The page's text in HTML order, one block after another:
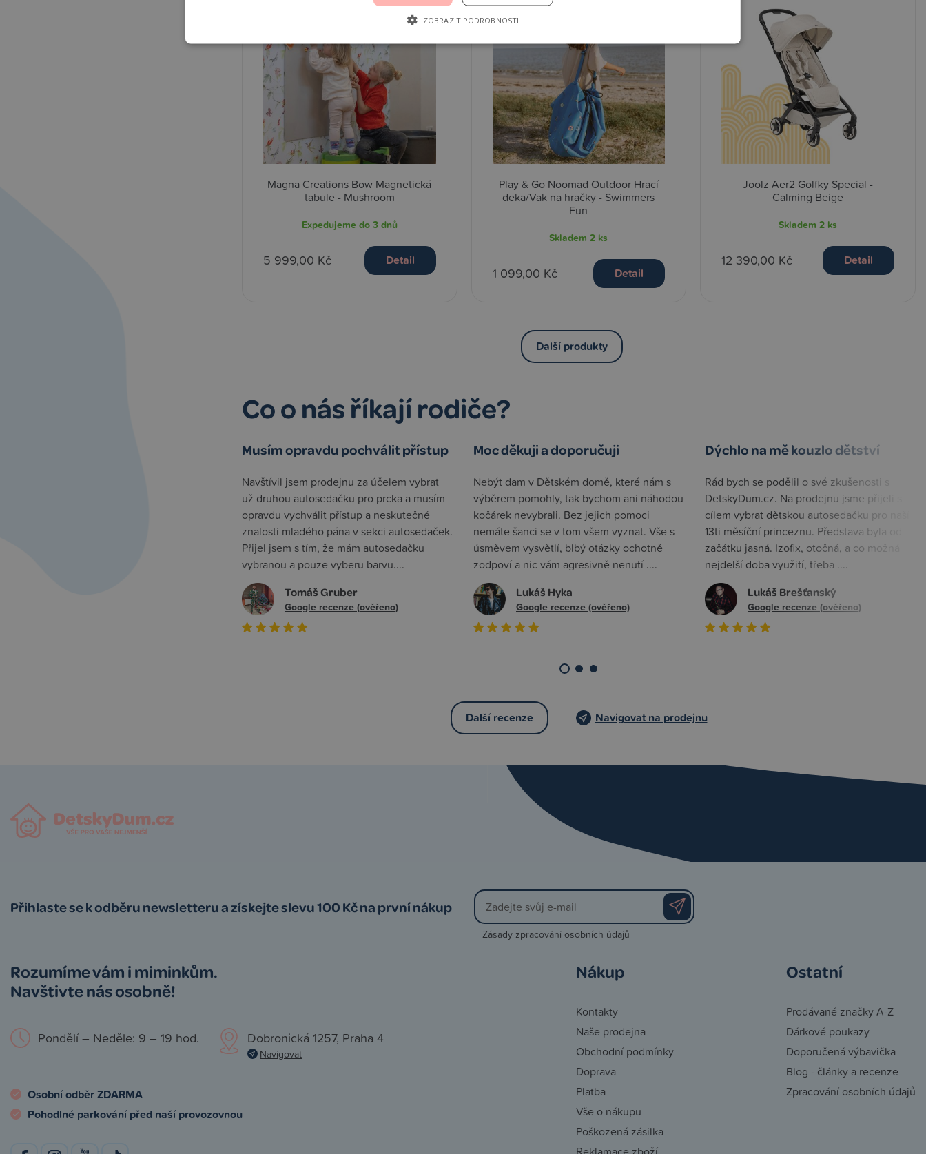
Magna Creations Bow Magnetická
tabule - Mushroom
Expedujeme do 3 dnů
5 999,00 Kč Detail
Play & Go Noomad Outdoor Hrací
deka/Vak na hračky - Swimmers
Fun
Skladem2 ks
1 099,00 Kč Detail
Joolz Aer2 Golfky Special -
Calming Beige
Skladem2 ks
12 390,00 Kč Detail
Další produkty
Co o nás říkají rodiče?
Musím opravdu pochválit přístup
Navštívil jsem prodejnu za účelem vybrat
už druhou autosedačku pro prcka a musím
opravdu vychválit přístup a neskutečné
znalosti mladého pána v sekci autosedaček.
Přijel jsem s tím, že mám autosedačku
vybranou a pouze vyberu barvu....
Tomáš Gruber
Google recenze (ověřeno)
Moc děkuji a doporučuji
Nebýt dam v Dětském domě, které nám s
výběrem pomohly, tak bychom ani náhodou
kočárek nevybrali. Bez jejich pomoci
nemáte šanci se v tom všem vyznat. Vše s
úsměvem vysvětlí, blbý otázky ochotně
zodpoví a nic vám agresivně nenutí ....
Lukáš Hyka
Google recenze (ověřeno)
Dýchlo na mě kouzlo dětství
Rád bych se podělil o své zkušenosti s
DetskyDum.cz. Na prodejnu jsme přijeli s
cílem vybrat dětskou autosedačku pro naší
13ti měsíční princeznu. Představa byla od
začátku jasná. Izofix, otočná, a co možná
nejdelší doba využití, třeba ....
Lukáš Brešťanský
Google recenze (ověřeno)
Další recenze Navigovat na prodejnu
Přihlaste se k odběru newsletteru a získejte slevu 100 Kč na první nákup
Zásady zpracování osobních údajů
Rozumíme vám i miminkům.
Navštivte nás osobně!
Pondělí – Neděle: 9 – 19 hod. Dobronická 1257, Praha 4
Navigovat
Osobní odběr ZDARMA
Pohodlné parkování před naší provozovnou
Nákup
Kontakty
Naše prodejna
Obchodní podmínky
Doprava
Platba
Vše o nákupu
Poškozená zásilka
Reklamace zboží
Ostatní
Prodávané značky A-Z
Dárkové poukazy
Doporučená výbavička
Blog - články a recenze
Zpracování osobních údajů
ZOBRAZIT PODROBNOSTI